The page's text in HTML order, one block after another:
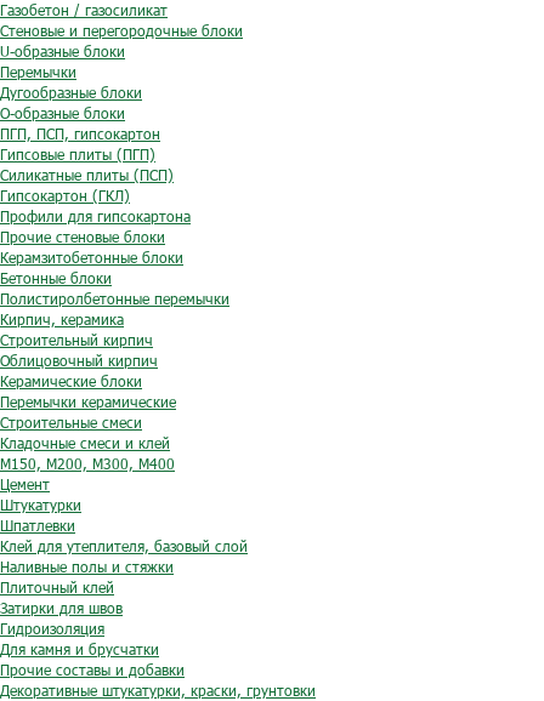
Газобетон / газосиликат
Стеновые и перегородочные блоки
U-образные блоки
Перемычки
Дугообразные блоки
O-образные блоки
ПГП, ПСП, гипсокартон
Гипсовые плиты (ПГП)
Силикатные плиты (ПСП)
Гипсокартон (ГКЛ)
Профили для гипсокартона
Прочие стеновые блоки
Керамзитобетонные блоки
Бетонные блоки
Полистиролбетонные перемычки
Кирпич, керамика
Строительный кирпич
Облицовочный кирпич
Керамические блоки
Перемычки керамические
Строительные смеси
Кладочные смеси и клей
М150, М200, М300, М400
Цемент
Штукатурки
Шпатлевки
Клей для утеплителя, базовый слой
Наливные полы и стяжки
Плиточный клей
Затирки для швов
Гидроизоляция
Для камня и брусчатки
Прочие составы и добавки
Декоративные штукатурки, краски, грунтовки